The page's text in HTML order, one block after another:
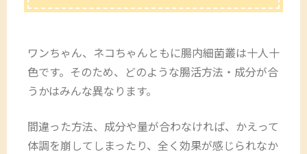
ワンちゃん、ネコちゃんともに腸内細菌叢は十人十
色です。そのため、どのような腸活方法・成分が合
うかはみんな異なります。
間違った方法、成分や量が合わなければ、かえって
体調を崩してしまったり、全く効果が感じられなか